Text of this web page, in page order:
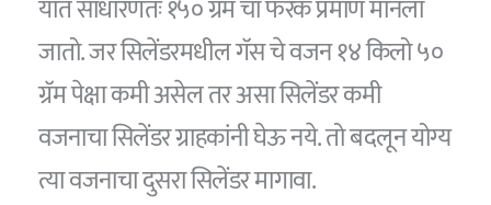
यात साधारणतः १५० ग्रॅम चा फरक प्रमाण मानला
जातो. जर सिलेंडरमधील गॅस चे वजन १४ किलो ५०
ग्रॅम पेक्षा कमी असेल तर असा सिलेंडर कमी
वजनाचा सिलेंडर ग्राहकांनी घेऊ नये. तो बदलून योग्य
त्या वजनाचा दुसरा सिलेंडर मागावा.